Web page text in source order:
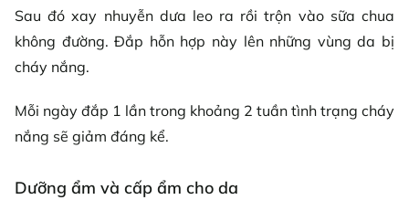
Sau đó xay nhuyễn dưa leo ra rồi trộn vào sữa chua
không đường. Đắp hỗn hợp này lên những vùng da bị
cháy nắng.
Mỗi ngày đắp 1 lần trong khoảng 2 tuần tình trạng cháy
nắng sẽ giảm đáng kể.
Dưỡng ẩm và cấp ẩm cho da